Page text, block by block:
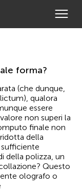
forma?
(che dunque,
qualora
essere
non superi la
finale non
della
della polizza, un
Questo
olografo o